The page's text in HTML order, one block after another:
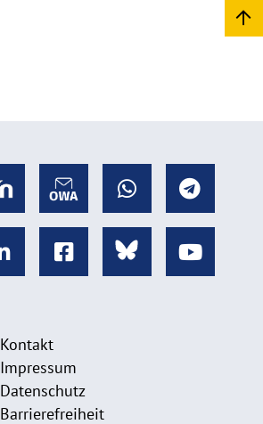
Kontakt
Impressum
Datenschutz
Barrierefreiheit